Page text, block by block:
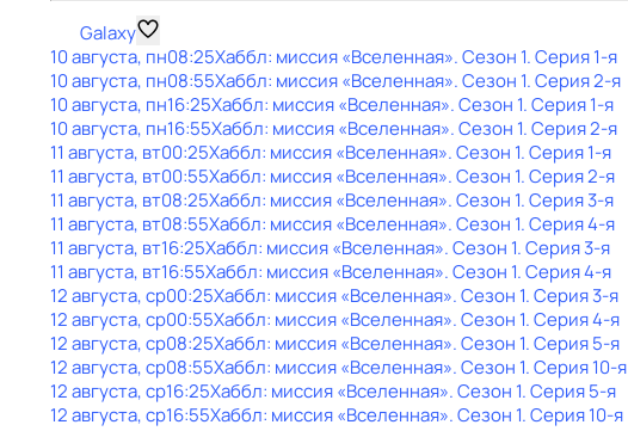
Galaxy
10 августа, пн08:25Хаббл: миссия «Вселенная». Сезон 1. Серия 1-я
10 августа, пн08:55Хаббл: миссия «Вселенная». Сезон 1. Серия 2-я
10 августа, пн16:25Хаббл: миссия «Вселенная». Сезон 1. Серия 1-я
10 августа, пн16:55Хаббл: миссия «Вселенная». Сезон 1. Серия 2-я
11 августа, вт00:25Хаббл: миссия «Вселенная». Сезон 1. Серия 1-я
11 августа, вт00:55Хаббл: миссия «Вселенная». Сезон 1. Серия 2-я
11 августа, вт08:25Хаббл: миссия «Вселенная». Сезон 1. Серия 3-я
11 августа, вт08:55Хаббл: миссия «Вселенная». Сезон 1. Серия 4-я
11 августа, вт16:25Хаббл: миссия «Вселенная». Сезон 1. Серия 3-я
11 августа, вт16:55Хаббл: миссия «Вселенная». Сезон 1. Серия 4-я
12 августа, ср00:25Хаббл: миссия «Вселенная». Сезон 1. Серия 3-я
12 августа, ср00:55Хаббл: миссия «Вселенная». Сезон 1. Серия 4-я
12 августа, ср08:25Хаббл: миссия «Вселенная». Сезон 1. Серия 5-я
12 августа, ср08:55Хаббл: миссия «Вселенная». Сезон 1. Серия 10-я
12 августа, ср16:25Хаббл: миссия «Вселенная». Сезон 1. Серия 5-я
12 августа, ср16:55Хаббл: миссия «Вселенная». Сезон 1. Серия 10-я